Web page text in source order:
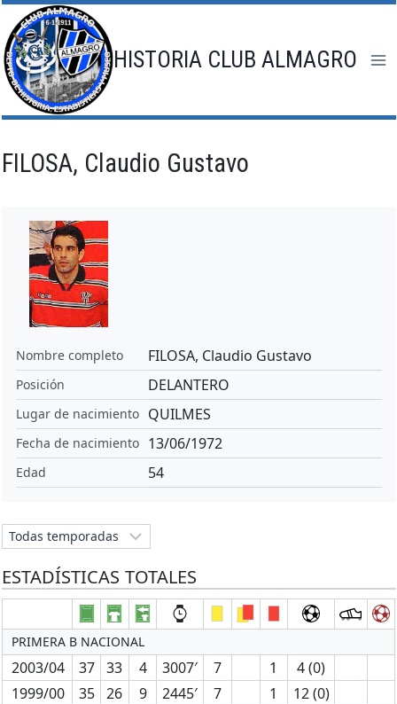
Saltar
al
contenido
HISTORIA CLUB ALMAGRO
FILOSA, Claudio Gustavo
Nombre completo FILOSA, Claudio Gustavo
Posición DELANTERO
Lugar de nacimiento QUILMES
Fecha de nacimiento 13/06/1972
Edad 54
ESTADÍSTICAS TOTALES
PRIMERA B NACIONAL
2003/04 37 33 4 3007′ 7 1
4 (0)
1999/00
35 26 9 2445′ 7 1
12 (0)